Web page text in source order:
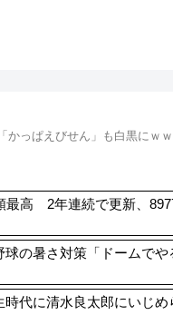
かっぱえびせん」も白黒にｗ
最高 2年連続で更新、
の暑さ対策「ドームでや
時代に清水良太郎にいじ